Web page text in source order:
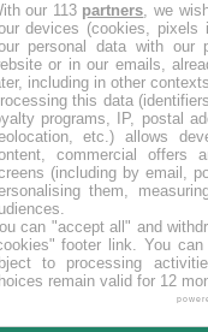
In raccolta
Coming soon
finanziate
rimborsate
crowdfunding
crowdfunding
our 113 partners, we
devices (cookies, pixels
personal data with our
or in our emails,
including in other
this data
programs, IP, postal
etc.) allows
commercial offers
(including by email,
them,
can "accept all" and
footer link. You can
to processing
remain valid for 12